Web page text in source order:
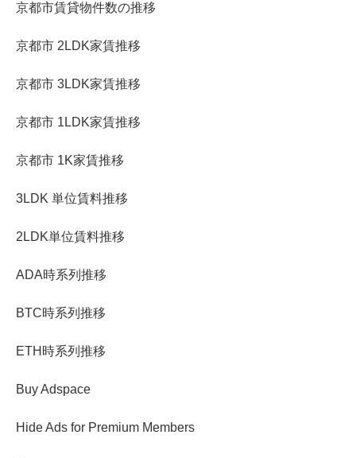
京都市賃貸物件数の推移
京都市 2LDK家賃推移
京都市 3LDK家賃推移
京都市 1LDK家賃推移
京都市 1K家賃推移
3LDK 単位賃料推移
2LDK単位賃料推移
ADA時系列推移
BTC時系列推移
ETH時系列推移
Buy Adspace
Hide Ads for Premium Members